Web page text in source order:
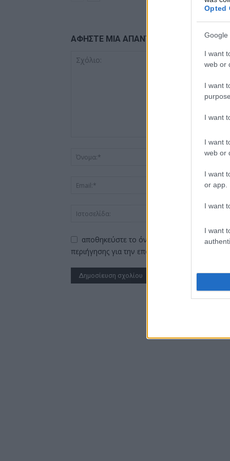
Opted
Google
I want
web or
I want
I want
I want
web or
I want
or app.
I want
I want
ΑΦΗΣΤΕ ΜΙΑ ΑΠΑΝΤΗΣΗ
αποθηκεύστε το όνομα, το ηλεκτρονικό
περιήγησης για την επόμενη φορά που θα